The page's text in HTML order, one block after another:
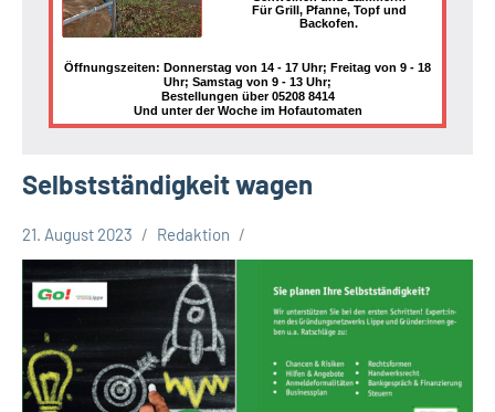
Für Grill, Pfanne, Topf und
Backofen.
Öffnungszeiten: Donnerstag von 14 - 17 Uhr; Freitag von 9 - 18
Uhr; Samstag von 9 - 13 Uhr;
Bestellungen über 05208 8414
Und unter der Woche im Hofautomaten
Selbstständigkeit wagen
Lippe
Lippische
Wirtschaft
21. August 2023 Redaktion